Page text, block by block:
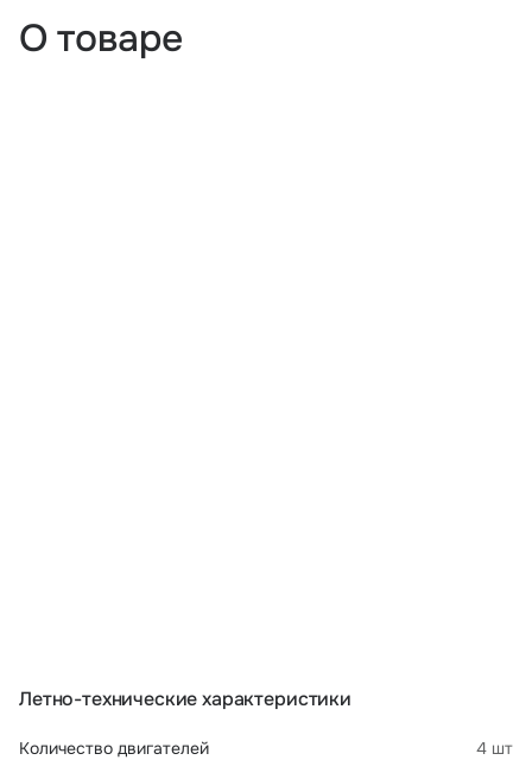
О товаре
Летно-технические характеристики
Количество двигателей 4 шт